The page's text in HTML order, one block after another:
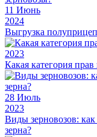
11 Июнь
2024
Выгрузка
2023
Какая категория
28 Июль
2023
Виды зерновозов:
зерна?